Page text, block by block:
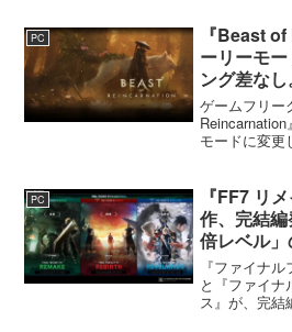
かで、同社
の魅力だけ
PC
『Beast
ーリーモ
ング差な
えのNEW
ゲームフリー
モードに変更
収集要素、
難度のNEW
る。...
PC
『FF7 リ
作、完結
倍レベル
明かす
『ファイナ
と『ファイ
ス』が、完結
ーVII リベレ